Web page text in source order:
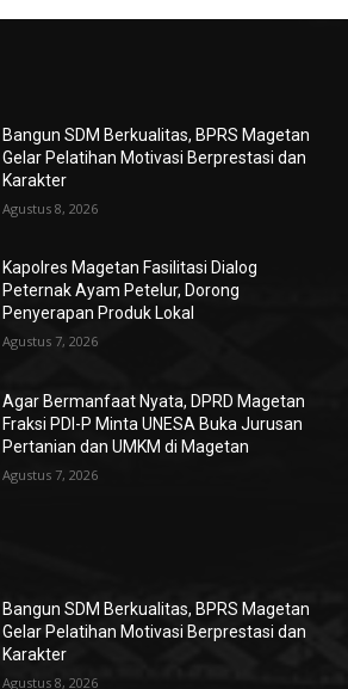
Bangun SDM Berkualitas, BPRS Magetan
Gelar Pelatihan Motivasi Berprestasi dan
Karakter
Agustus 8, 2026
Kapolres Magetan Fasilitasi Dialog
Peternak Ayam Petelur, Dorong
Penyerapan Produk Lokal
Agustus 7, 2026
Agar Bermanfaat Nyata, DPRD Magetan
Fraksi PDI-P Minta UNESA Buka Jurusan
Pertanian dan UMKM di Magetan
Agustus 7, 2026
Bangun SDM Berkualitas, BPRS Magetan
Gelar Pelatihan Motivasi Berprestasi dan
Karakter
Agustus 8, 2026